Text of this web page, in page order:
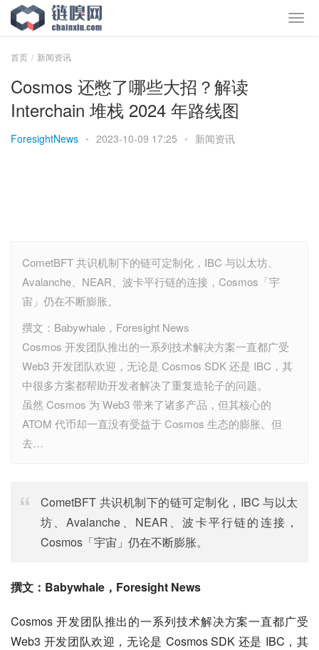
首页 新闻资讯
Cosmos 还憋了哪些大招？解读
Interchain 堆栈 2024 年路线图
ForesightNews • 2023-10-09 17:25 • 新闻资讯
CometBFT 共识机制下的链可定制化，IBC 与以太坊、
Avalanche、NEAR、波卡平行链的连接，Cosmos「宇
宙」仍在不断膨胀。
撰文：Babywhale，Foresight News
Cosmos 开发团队推出的一系列技术解决方案一直都广受
Web3 开发团队欢迎，无论是 Cosmos SDK 还是 IBC，其
中很多方案都帮助开发者解决了重复造轮子的问题。
虽然 Cosmos 为 Web3 带来了诸多产品，但其核心的
ATOM 代币却一直没有受益于 Cosmos 生态的膨胀。但
去…
CometBFT 共识机制下的链可定制化，IBC 与以太
坊、Avalanche、NEAR、波卡平行链的连接，
Cosmos「宇宙」仍在不断膨胀。
撰文：Babywhale，Foresight News
Cosmos 开发团队推出的一系列技术解决方案一直都广受
Web3 开发团队欢迎，无论是 Cosmos SDK 还是 IBC，其